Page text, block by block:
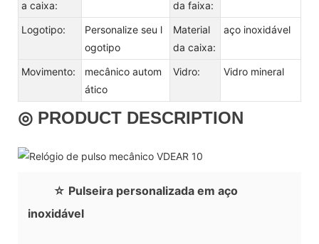
a caixa:
da faixa:
Logotipo:
Personalize seu l
ogotipo
Material
da caixa:
aço inoxidável
Movimento:
mecânico autom
ático
Vidro: Vidro mineral
◎ PRODUCT DESCRIPTION
☆ Pulseira personalizada em aço
inoxidável